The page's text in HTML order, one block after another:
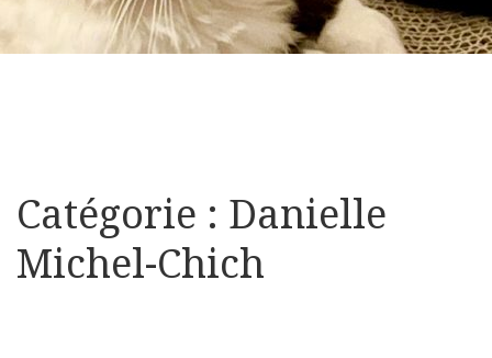
Catégorie : Danielle
Michel-Chich